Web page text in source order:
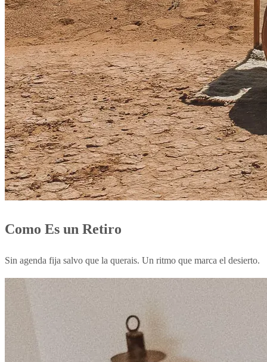
Como Es un Retiro
Sin agenda fija salvo que la querais. Un ritmo que marca el desierto.